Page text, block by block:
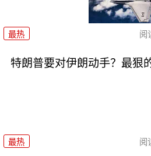
最热 阅
特朗普要对伊朗动手？最狠
最热 阅